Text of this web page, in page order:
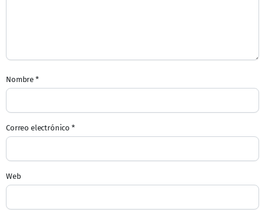
Nombre *
Correo electrónico *
Web